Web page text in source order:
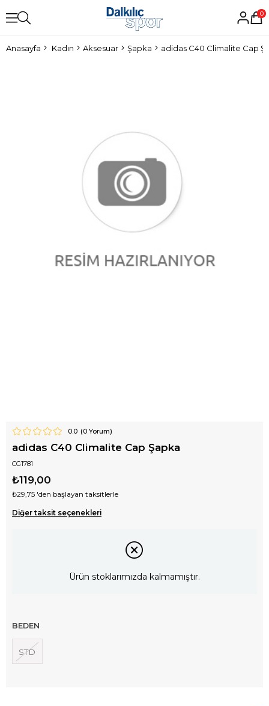
0
Anasayfa Kadın Aksesuar Şapka adidas C40 Climalite Cap
0.0 (0Yorum)
adidas C40 Climalite Cap Şapka
CG1781
₺119,00
₺29,75 'den başlayan taksitlerle
Diğer taksit seçenekleri
Ürün stoklarımızda kalmamıştır.
BEDEN
STD